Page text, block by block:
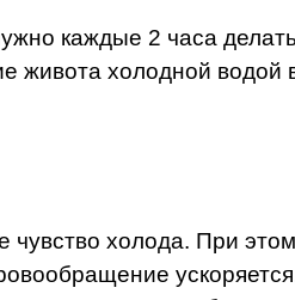
каждые 2 часа
живота холодной водой
холода. При